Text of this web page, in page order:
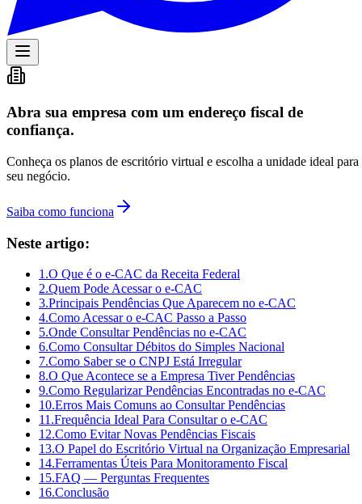
Abra sua empresa com um endereço fiscal de
confiança.
Conheça os planos de escritório virtual e escolha a unidade ideal para
seu negócio.
Saiba como funciona
Neste artigo:
1 .O Que é o e-CAC da Receita Federal
2.Quem Pode Acessar o e-CAC
3.Principais Pendências Que Aparecem no e-CAC
4.Como Acessar o e-CAC Passo a Passo
5.Onde Consultar Pendências no e-CAC
6.Como Consultar Débitos do Simples Nacional
7.Como Saber se o CNPJ Está Irregular
8.O Que Acontece se a Empresa Tiver Pendências
9.Como Regularizar Pendências Encontradas no e-CAC
10.Erros Mais Comuns ao Consultar Pendências
11 .Frequência Ideal Para Consultar o e-CAC
12.Como Evitar Novas Pendências Fiscais
13.O Papel do Escritório Virtual na Organização Empresarial
14.Ferramentas Úteis Para Monitoramento Fiscal
15.FAQ — Perguntas Frequentes
16.Conclusão